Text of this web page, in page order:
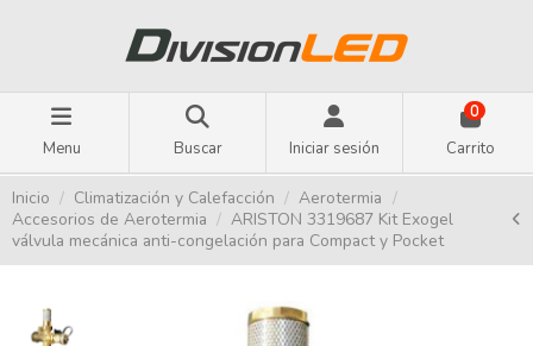
Menu Buscar Iniciar sesión
0
Carrito
Inicio Climatización y Calefacción
Aerotermia
Accesorios de Aerotermia
ARISTON 3319687 Kit Exogel
válvula mecánica anti-congelación para Compact y Pocket